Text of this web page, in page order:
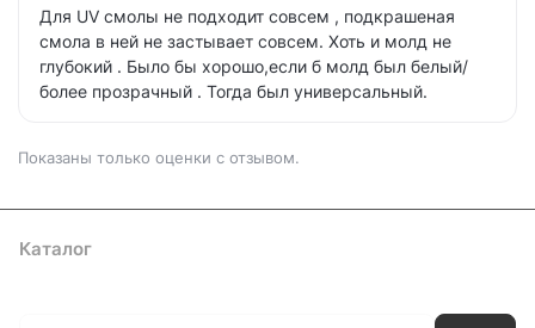
Для UV смолы не подходит совсем , подкрашеная
смола в ней не застывает совсем. Хоть и молд не
глубокий . Было бы хорошо,если б молд был белый/
более прозрачный . Тогда был универсальный.
Показаны только оценки с отзывом.
Каталог